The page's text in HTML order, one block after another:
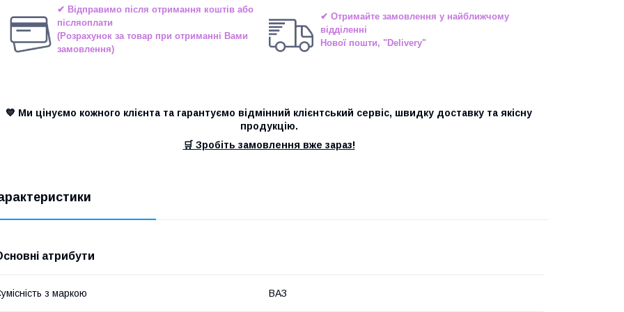
✔ Відправимо після отримання коштів або
післяоплати
(Розрахунок за товар при отриманні Вами
замовлення)
✔ Отримайте замовлення у найближчому
відділенні
Нової пошти, "Delivery"
💙 Ми цінуємо кожного клієнта та гарантуємо відмінний клієнтський сервіс, швидку доставку та якісну
продукцію.
🛒 Зробіть замовлення вже зараз!
атрибути
з маркою ВАЗ